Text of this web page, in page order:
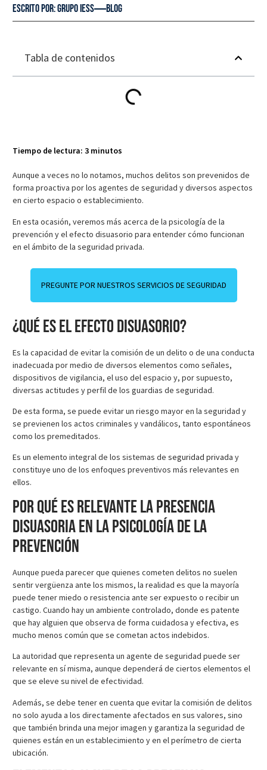
Escrito por:GRUPO IESS blog
Tabla de contenidos
Tiempo de lectura: 3 minutos
Aunque a veces no lo notamos, muchos delitos son prevenidos de
forma proactiva por los agentes de seguridad y diversos aspectos
en cierto espacio o establecimiento.
En esta ocasión, veremos más acerca de la psicología de la
prevención y el efecto disuasorio para entender cómo funcionan
en el ámbito de la seguridad privada.
PREGUNTE POR NUESTROS SERVICIOS DE SEGURIDAD
¿Qué es el efecto disuasorio?
Es la capacidad de evitar la comisión de un delito o de una conducta
inadecuada por medio de diversos elementos como señales,
dispositivos de vigilancia, el uso del espacio y, por supuesto,
diversas actitudes y perfil de los guardias de seguridad.
De esta forma, se puede evitar un riesgo mayor en la seguridad y
se previenen los actos criminales y vandálicos, tanto espontáneos
como los premeditados.
Es un elemento integral de los sistemas de seguridad privada y
constituye uno de los enfoques preventivos más relevantes en
ellos.
Por qué es relevante la presencia
disuasoria en la psicología de la
prevención
Aunque pueda parecer que quienes cometen delitos no suelen
sentir vergüenza ante los mismos, la realidad es que la mayoría
puede tener miedo o resistencia ante ser expuesto o recibir un
castigo. Cuando hay un ambiente controlado, donde es patente
que hay alguien que observa de forma cuidadosa y efectiva, es
mucho menos común que se cometan actos indebidos.
La autoridad que representa un agente de seguridad puede ser
relevante en sí misma, aunque dependerá de ciertos elementos el
que se eleve su nivel de efectividad.
Además, se debe tener en cuenta que evitar la comisión de delitos
no solo ayuda a los directamente afectados en sus valores, sino
que también brinda una mejor imagen y garantiza la seguridad de
quienes están en un establecimiento y en el perímetro de cierta
ubicación.